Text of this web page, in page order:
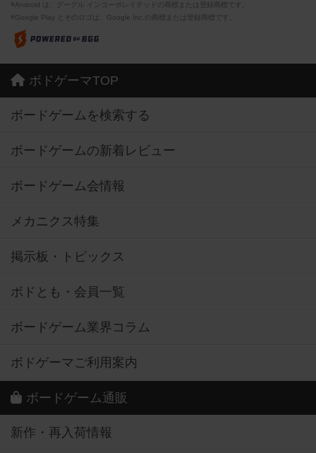
※Android は、グーグル インコーポレイテッドの商標または登録商標です。
※Google Play とそのロゴは、Google Inc.の商標または登録商標です。
ボドゲーマTOP
ボードゲームを検索する
ボードゲームの新着レビュー
ボードゲーム会情報
メカニクス特集
掲示板・トピックス
ボドとも・会員一覧
ボードゲーム業界コラム
ボドゲーマご利用案内
ボードゲーム通販
新作・再入荷情報